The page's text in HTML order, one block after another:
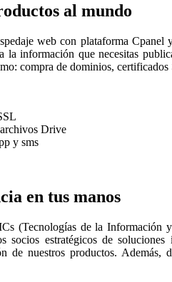
al mundo
web con plataforma Cpanel
la información que necesitas
compra de dominios,
Drive
y sms
en tus manos
(Tecnologías de la Información
socios estratégicos de
de nuestros productos.